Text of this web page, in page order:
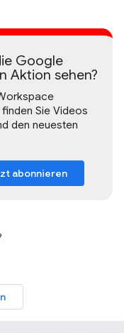
Google
Aktion sehen?
Sie Videos
den neuesten
abonnieren